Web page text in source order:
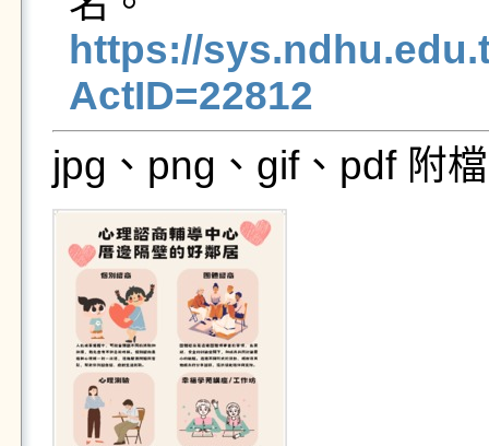
https://
ActID=22812
jpg、png、gif、pdf 附